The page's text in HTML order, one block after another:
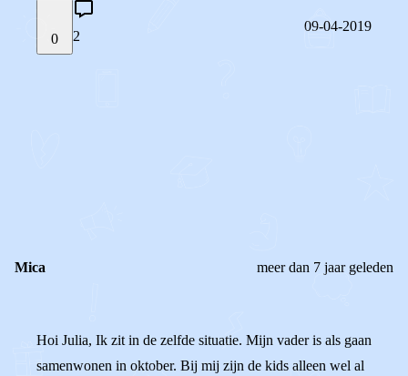
0 2
09-04-2019
Mica meer dan 7 jaar geleden
Hoi Julia, Ik zit in de zelfde situatie. Mijn vader is als gaan
samenwonen in oktober. Bij mij zijn de kids alleen wel al